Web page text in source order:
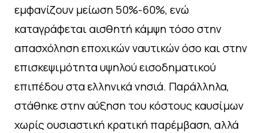
εμφανίζουν μείωση 50%-60%, ενώ
καταγράφεται αισθητή κάμψη τόσο στην
απασχόληση εποχικών ναυτικών όσο και στην
επισκεψιμότητα υψηλού εισοδηματικού
επιπέδου στα ελληνικά νησιά. Παράλληλα,
στάθηκε στην αύξηση του κόστους καυσίμων
χωρίς ουσιαστική κρατική παρέμβαση, αλλά